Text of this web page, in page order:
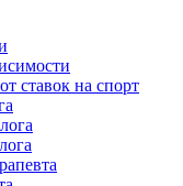
ставок на спорт